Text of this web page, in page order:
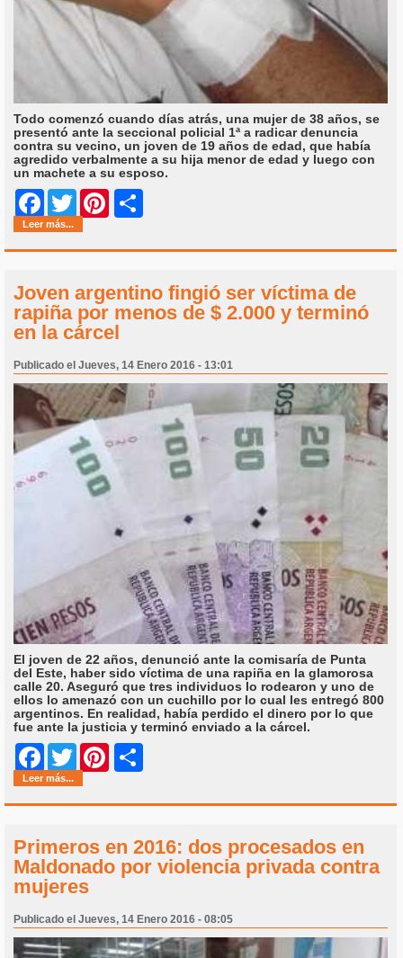
Todo comenzó cuando días atrás, una mujer de 38 años, se
presentó ante la seccional policial 1ª a radicar denuncia
contra su vecino, un joven de 19 años de edad, que había
agredido verbalmente a su hija menor de edad y luego con
un machete a su esposo.
Facebook
Twitter Pinterest
Leer más...
Joven argentino fingió ser víctima de
rapiña por menos de $ 2.000 y terminó
en la cárcel
Publicado el Jueves, 14 Enero 2016 - 13:01
El joven de 22 años, denunció ante la comisaría de Punta
del Este, haber sido víctima de una rapiña en la glamorosa
calle 20. Aseguró que tres individuos lo rodearon y uno de
ellos lo amenazó con un cuchillo por lo cual les entregó 800
argentinos. En realidad, había perdido el dinero por lo que
fue ante la justicia y terminó enviado a la cárcel.
Facebook
Twitter Pinterest
Leer más...
Primeros en 2016: dos procesados en
Maldonado por violencia privada contra
mujeres
Publicado el Jueves, 14 Enero 2016 - 08:05